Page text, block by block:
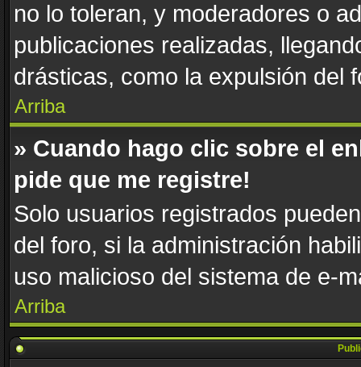
no lo toleran, y moderadores o
publicaciones realizadas,
drásticas, como la expulsión del
Arriba
» Cuando hago clic sobre el
pide que me registre!
Solo usuarios registrados
del foro, si la administración
uso malicioso del sistema de e-
Arriba